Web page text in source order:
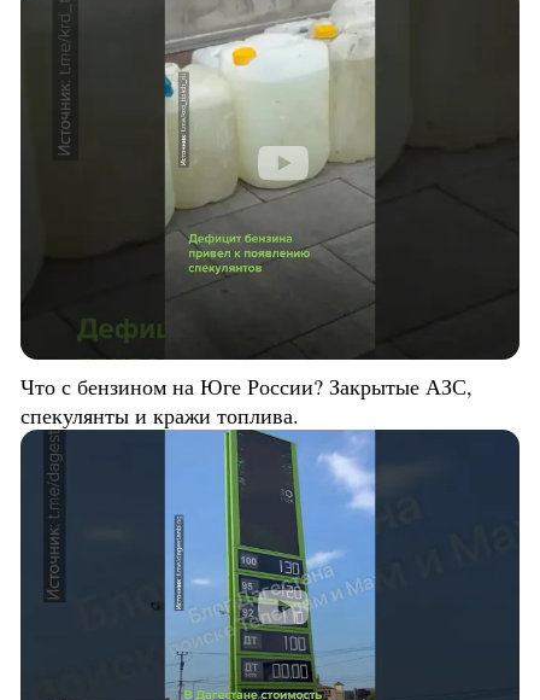
Что с бензином на Юге России? Закрытые АЗС,
спекулянты и кражи топлива.